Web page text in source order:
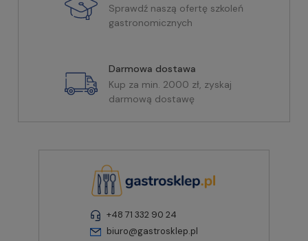
Sprawdź naszą ofertę szkoleń
gastronomicznych
Darmowa dostawa
Kup za min. 2000 zł, zyskaj
darmową dostawę
+48 71 332 90 24
biuro@gastrosklep.pl